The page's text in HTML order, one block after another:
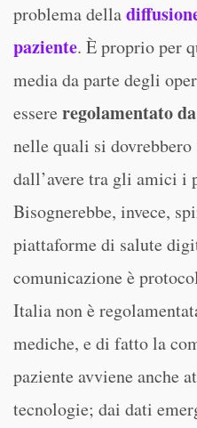
problema della
paziente. È proprio per
media da parte degli
essere regolamentato
nelle quali si
dall’avere tra gli amici i
Bisognerebbe, invece,
piattaforme di salute
comunicazione è
Italia non è
mediche, e di fatto la
paziente avviene anche
tecnologie; dai dati